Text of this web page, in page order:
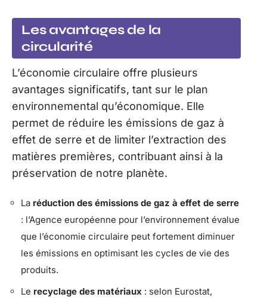
Les avantages de la
circularité
L’économie circulaire offre plusieurs
avantages significatifs, tant sur le plan
environnemental qu’économique. Elle
permet de réduire les émissions de gaz à
effet de serre et de limiter l’extraction des
matières premières, contribuant ainsi à la
préservation de notre planète.
La réduction des émissions de gaz à effet de serre
: l’Agence européenne pour l’environnement évalue
que l’économie circulaire peut fortement diminuer
les émissions en optimisant les cycles de vie des
produits.
Le recyclage des matériaux : selon Eurostat,